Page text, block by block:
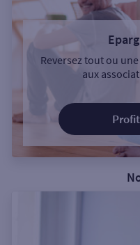
Reversez tout ou
aux